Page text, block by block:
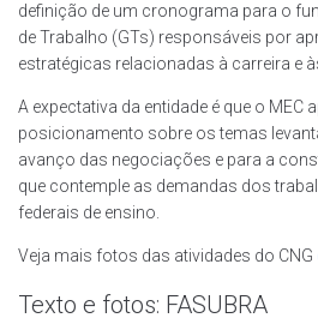
definição de um cronograma para o
de Trabalho (GTs) responsáveis por
estratégicas relacionadas à carreira e
A expectativa da entidade é que o MEC
posicionamento sobre os temas
avanço das negociações e para a
que contemple as demandas dos
federais de ensino.
Veja mais fotos das atividades do CNG
Texto e fotos: FASUBRA